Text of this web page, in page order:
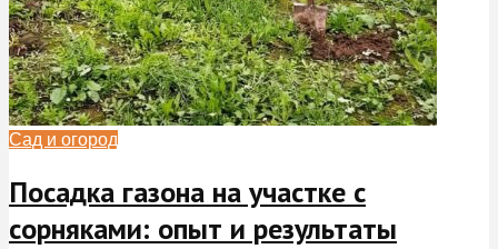
Сад и огород
Посадка газона на участке с
сорняками: опыт и результаты